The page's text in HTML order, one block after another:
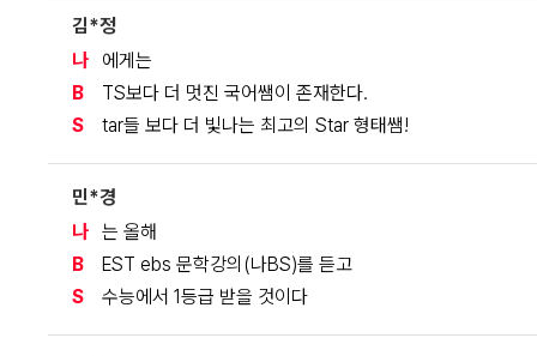
김*정
나
에게는
B
TS보다 더 멋진 국어쌤이 존재한다.
S
tar들 보다 더 빛나는 최고의 Star 형태쌤!
민*경
나 는 올해
B
EST ebs 문학강의(나BS)를 듣고
S
수능에서 1등급 받을 것이다